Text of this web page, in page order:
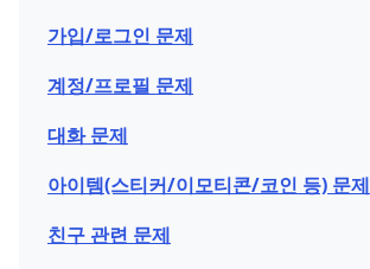
가입/로그인 문제
계정/프로필 문제
대화 문제
아이템(스티커/이모티콘/코인 등) 문제
친구 관련 문제